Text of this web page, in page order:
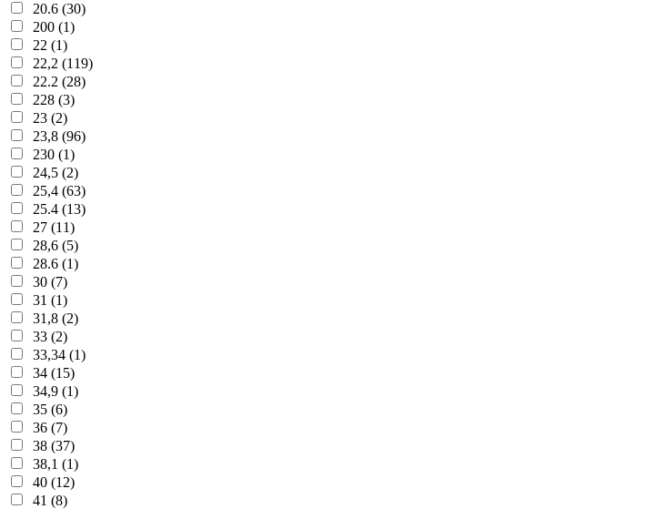
20.6 (30)
200 (1)
22 (1)
22,2 (119)
22.2 (28)
228 (3)
23 (2)
23,8 (96)
230 (1)
24,5 (2)
25,4 (63)
25.4 (13)
27 (11)
28,6 (5)
28.6 (1)
30 (7)
31 (1)
31,8 (2)
33 (2)
33,34 (1)
34 (15)
34,9 (1)
35 (6)
36 (7)
38 (37)
38,1 (1)
40 (12)
41 (8)